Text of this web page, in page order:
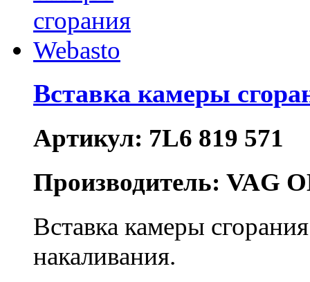
Вставка камеры
Артикул: 7L6 819 571
Производитель: VAG
Вставка камеры
накаливания.